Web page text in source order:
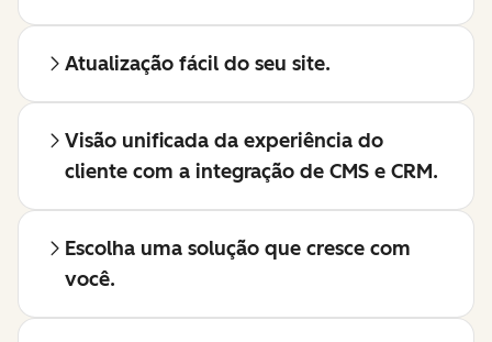
Atualização fácil do seu site.
Visão unificada da experiência do
cliente com a integração de CMS e CRM.
Escolha uma solução que cresce com
você.